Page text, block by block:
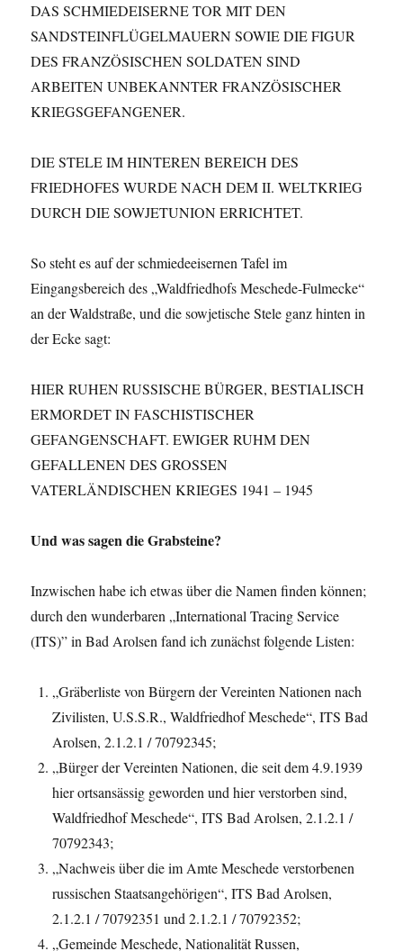
DAS SCHMIEDEISERNE TOR MIT DEN
SANDSTEINFLÜGELMAUERN SOWIE DIE FIGUR
DES FRANZÖSISCHEN SOLDATEN SIND
ARBEITEN UNBEKANNTER FRANZÖSISCHER
KRIEGSGEFANGENER.
DIE STELE IM HINTEREN BEREICH DES
FRIEDHOFES WURDE NACH DEM II. WELTKRIEG
DURCH DIE SOWJETUNION ERRICHTET.
So steht es auf der schmiedeeisernen Tafel im
Eingangsbereich des „Waldfriedhofs Meschede-Fulmecke“
an der Waldstraße, und die sowjetische Stele ganz hinten in
der Ecke sagt:
HIER RUHEN RUSSISCHE BÜRGER, BESTIALISCH
ERMORDET IN FASCHISTISCHER
GEFANGENSCHAFT. EWIGER RUHM DEN
GEFALLENEN DES GROSSEN
VATERLÄNDISCHEN KRIEGES 1941 – 1945
Und was sagen die Grabsteine?
Inzwischen habe ich etwas über die Namen finden können;
durch den wunderbaren „International Tracing Service
(ITS)” in Bad Arolsen fand ich zunächst folgende Listen:
„Gräberliste von Bürgern der Vereinten Nationen nach
Zivilisten, U.S.S.R., Waldfriedhof Meschede“, ITS Bad
Arolsen, 2.1.2.1 / 70792345;
„Bürger der Vereinten Nationen, die seit dem 4.9.1939
hier ortsansässig geworden und hier verstorben sind,
Waldfriedhof Meschede“, ITS Bad Arolsen, 2.1.2.1 /
70792343;
„Nachweis über die im Amte Meschede verstorbenen
russischen Staatsangehörigen“, ITS Bad Arolsen,
2.1.2.1 / 70792351 und 2.1.2.1 / 70792352;
„Gemeinde Meschede, Nationalität Russen,